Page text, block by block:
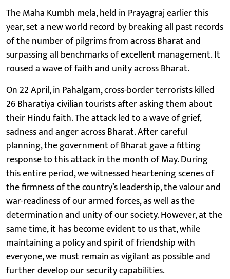
The Maha Kumbh mela, held in Prayagraj earlier this
year, set a new world record by breaking all past records
of the number of pilgrims from across Bharat and
surpassing all benchmarks of excellent management. It
roused a wave of faith and unity across Bharat.
On 22 April, in Pahalgam, cross-border terrorists killed
26 Bharatiya civilian tourists after asking them about
their Hindu faith. The attack led to a wave of grief,
sadness and anger across Bharat. After careful
planning, the government of Bharat gave a fitting
response to this attack in the month of May. During
this entire period, we witnessed heartening scenes of
the firmness of the country’s leadership, the valour and
war-readiness of our armed forces, as well as the
determination and unity of our society. However, at the
same time, it has become evident to us that, while
maintaining a policy and spirit of friendship with
everyone, we must remain as vigilant as possible and
further develop our security capabilities.